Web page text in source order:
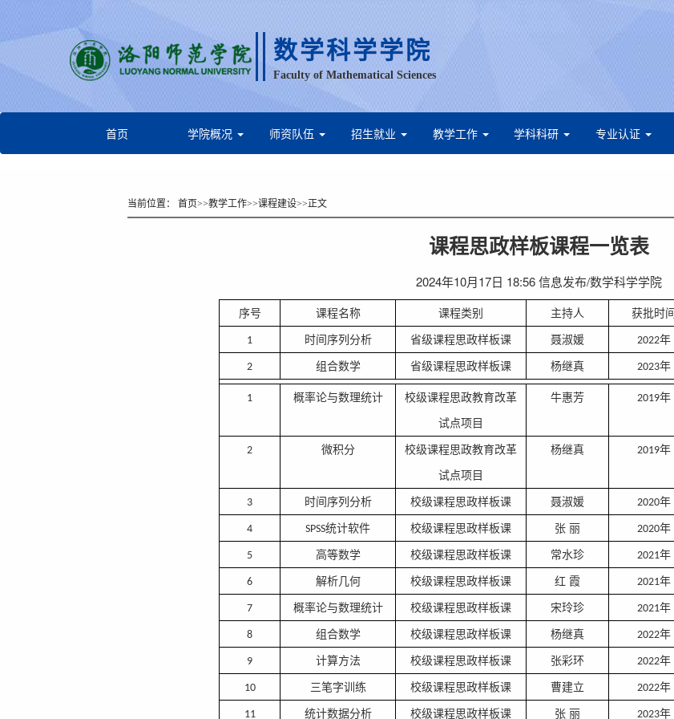
数学科学学院
Faculty of Mathematical Sciences
首页 学院概况 师资队伍 招生就业 教学工作 学科科研 专业认证
当前位置： 首页>>教学工作>>课程建设>>正文
课程思政样板课程一览表
2024年10月17日 18:56 信息发布/数学科学学院
序号 课程名称 课程类别 主持人 获批时间
1 时间序列分析 省级课程思政样板课 聂淑媛 2022年
2 组合数学 省级课程思政样板课 杨继真 2023年
1 概率论与数理统计 校级课程思政教育改革
试点项目
牛惠芳 2019年
2 微积分 校级课程思政教育改革
试点项目
杨继真 2019年
3 时间序列分析 校级课程思政样板课 聂淑媛 2020年
4 SPSS统计软件 校级课程思政样板课 张 丽 2020年
5 高等数学 校级课程思政样板课 常水珍 2021年
6 解析几何 校级课程思政样板课 红 霞 2021年
7 概率论与数理统计 校级课程思政样板课 宋玲珍 2021年
8 组合数学 校级课程思政样板课 杨继真 2022年
9 计算方法 校级课程思政样板课 张彩环 2022年
10 三笔字训练 校级课程思政样板课 曹建立 2022年
11 统计数据分析 校级课程思政样板课 张 丽 2023年